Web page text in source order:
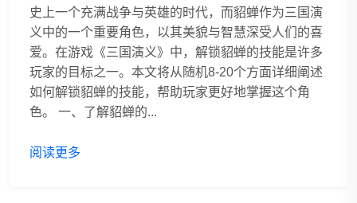
史上一个充满战争与英雄的时代，而貂蝉作为三国演
义中的一个重要角色，以其美貌与智慧深受人们的喜
爱。在游戏《三国演义》中，解锁貂蝉的技能是许多
玩家的目标之一。本文将从随机8-20个方面详细阐述
如何解锁貂蝉的技能，帮助玩家更好地掌握这个角
色。 一、了解貂蝉的...
阅读更多